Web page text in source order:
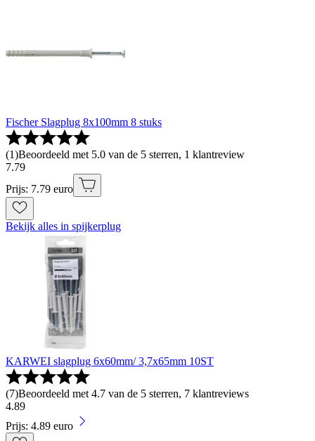
Fischer Slagplug 8x100mm 8 stuks
(1)Beoordeeld met 5.0 van de 5 sterren, 1 klantreview
7.79
Prijs: 7.79 euro
Bekijk alles in spijkerplug
KARWEI slagplug 6x60mm/ 3,7x65mm 10ST
(7)Beoordeeld met 4.7 van de 5 sterren, 7 klantreviews
4.89
Prijs: 4.89 euro